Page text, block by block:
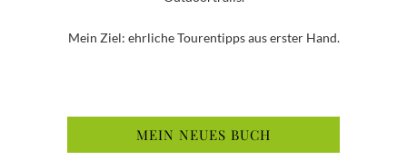
Mein Ziel: ehrliche Tourentipps aus erster Hand.
MEIN NEUES BUCH